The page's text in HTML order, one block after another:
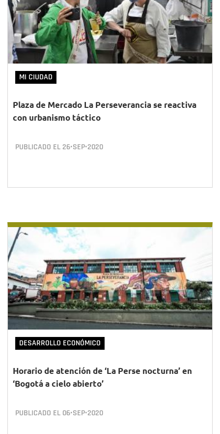
MI CIUDAD
Plaza de Mercado La Perseverancia se reactiva
con urbanismo táctico
PUBLICADO EL 26•SEP•2020
DESARROLLO ECONÓMICO
Horario de atención de ‘La Perse nocturna’ en
‘Bogotá a cielo abierto’
PUBLICADO EL 06•SEP•2020